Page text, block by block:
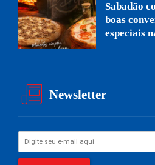
Sabadão
boas
especiais
Newsletter